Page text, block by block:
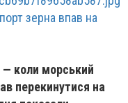
зерна впав на
— коли морський
перекинутися на